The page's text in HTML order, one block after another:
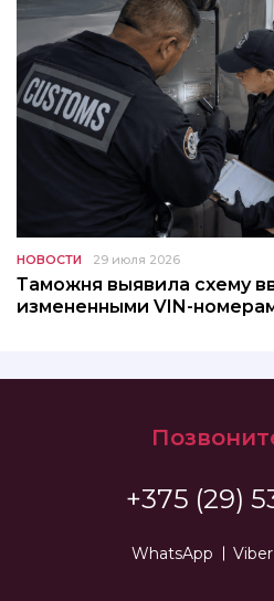
НОВОСТИ 29 июля 2026
Таможня выявила схему
измененными VIN-
+375 (29)
WhatsApp Viber